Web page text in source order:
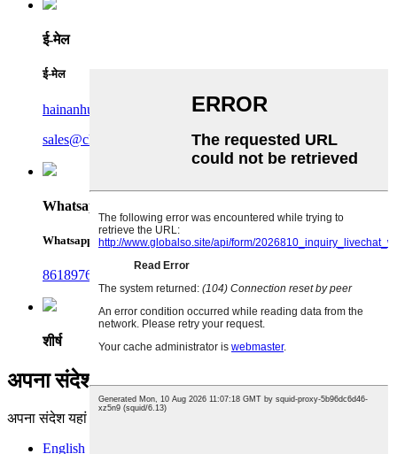
ई-मेल
ई-मेल
hainanhuayan@china-collagen.com
sales@china-collagen.com
Whatsapp
Whatsapp
8618976999719
शीर्ष
अपना संदेश हमें भेजें:
अपना संदेश यहां लिखें और हमें भेजें
English